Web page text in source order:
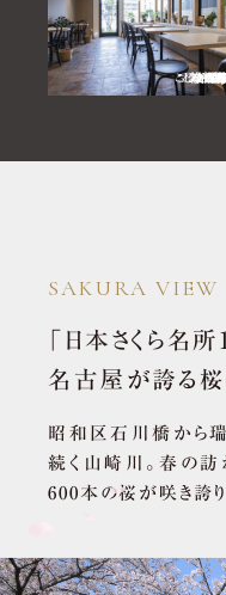
マックス
スギド
ロー
名古屋
さ
金
こじま内昭
あいち
十六
三菱cafe-
ピ
吉
SAKURA VIEW
「日本さくら名
名古屋が誇る桜
昭和区石川橋から
続く山崎川。春の訪
600本の桜が咲き誇り